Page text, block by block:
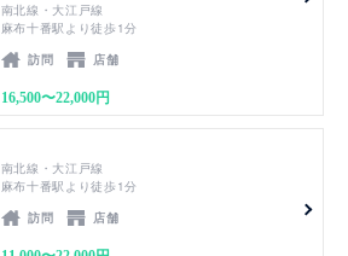
南北線・大江戸線
麻布十番駅より徒歩1分
訪問
店舗
16,500〜22,000円
南北線・大江戸線
麻布十番駅より徒歩1分
訪問
店舗